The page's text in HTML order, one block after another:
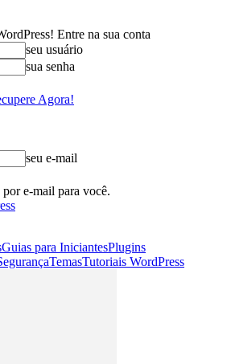
Entre na sua conta
seu usuário
sua senha
Agora!
seu e-mail
e-mail para você.
Guias para IniciantesPlugins
TemasTutoriais WordPress